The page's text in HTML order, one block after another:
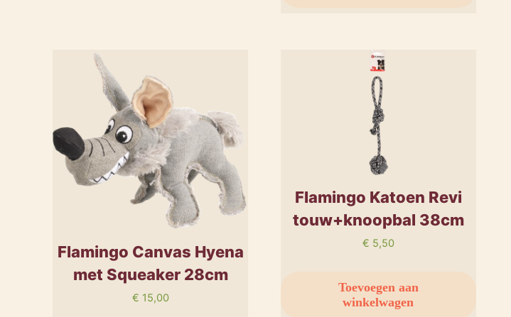
Flamingo Canvas Hyena
met Squeaker 28cm
€ 15,00
Flamingo Katoen Revi
touw+knoopbal 38cm
€ 5,50
Toevoegen aan
winkelwagen